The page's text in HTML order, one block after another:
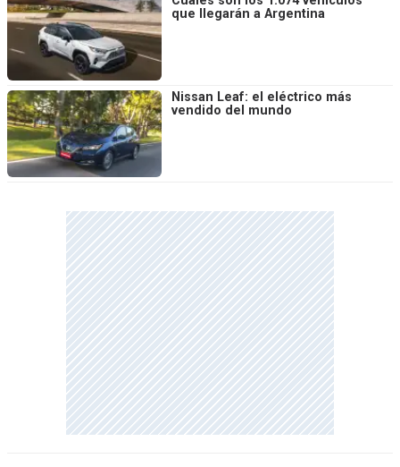
que llegarán a Argentina
Nissan Leaf: el eléctrico más
vendido del mundo